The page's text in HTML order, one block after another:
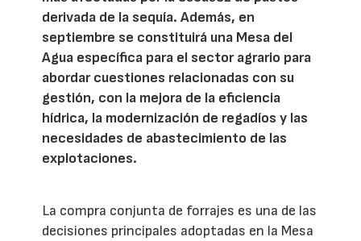
derivada de la sequía. Además, en
septiembre se constituirá una Mesa del
Agua específica para el sector agrario para
abordar cuestiones relacionadas con su
gestión, con la mejora de la eficiencia
hídrica, la modernización de regadíos y las
necesidades de abastecimiento de las
explotaciones.
La compra conjunta de forrajes es una de las
decisiones principales adoptadas en la Mesa